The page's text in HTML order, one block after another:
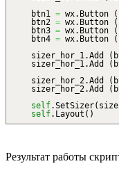
btn1 = wx. Button (
btn2 = wx. Button (
btn3 = wx. Button (
btn4 = wx. Button (
sizer_hor_1.Add (
sizer_hor_1.Add (
sizer_hor_2.Add (
sizer_hor_2.Add (
self.SetSizer(
self. Layout ( )
Результат работы